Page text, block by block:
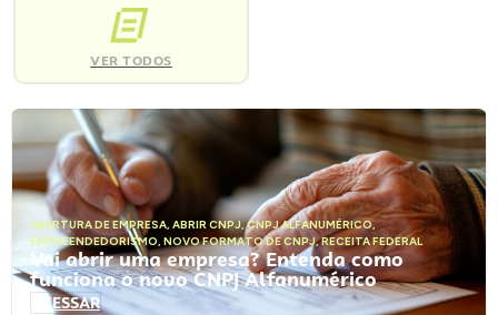
VER TODOS
ABERTURA DE EMPRESA, ABRIR CNPJ,CNPJ ALFANUMÉRICO,
EMPREENDEDORISMO, NOVO FORMATO DE CNPJ,RECEITA FEDERAL
Vai abrir uma empresa? Entenda como
funciona o novo CNPJ Alfanumérico
ACESSAR